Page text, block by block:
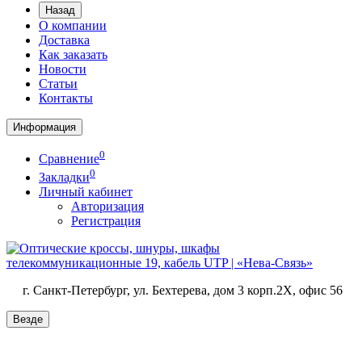
Назад
О компании
Доставка
Как заказать
Новости
Статьи
Контакты
Информация
Сравнение0
Закладки0
Личный кабинет
Авторизация
Регистрация
г. Санкт-Петербург, ул. Бехтерева, дом 3 корп.2X, офис 56
Везде